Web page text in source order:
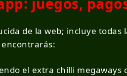
de la web; incluye
el extra chilli megaways